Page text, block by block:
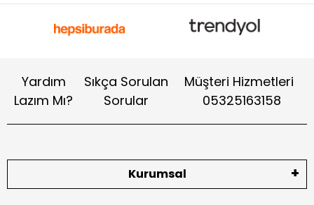
Yardım
Lazım Mı?
Sıkça Sorulan
Sorular
Müşteri Hizmetleri
05325163158
Kurumsal